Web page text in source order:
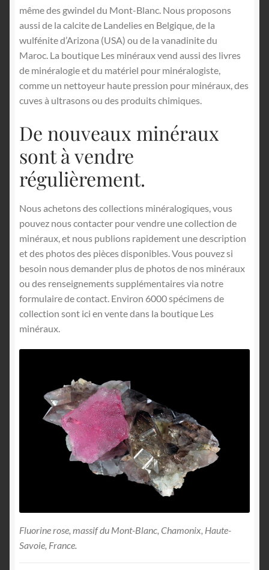
même des gwindel du Mont-Blanc. Nous proposons
aussi de la calcite de Landelies en Belgique, de la
wulfénite d’Arizona (USA) ou de la vanadinite du
Maroc. La boutique Les minéraux vend aussi des livres
de minéralogie et du matériel pour minéralogiste,
comme un nettoyeur haute pression pour minéraux, des
cuves à ultrasons ou des produits chimiques.
De nouveaux minéraux
sont à vendre
régulièrement.
Nous achetons des collections minéralogiques, vous
pouvez nous contacter pour vendre une collection de
minéraux, et nous publions rapidement une description
et des photos des pièces disponibles. Vous pouvez si
besoin nous demander plus de photos de nos minéraux
ou des renseignements supplémentaires via notre
formulaire de contact. Environ 6000 spécimens de
collection sont ici en vente dans la boutique Les
minéraux.
Fluorine rose, massif du Mont-Blanc, Chamonix, Haute-
Savoie, France.